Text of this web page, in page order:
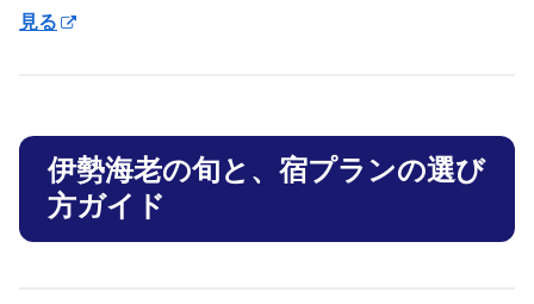
見る
伊勢海老の旬と、宿プランの選び
方ガイド